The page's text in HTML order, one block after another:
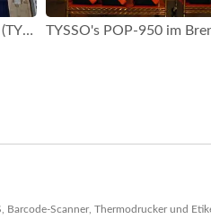
Das Materiallager von FAMETECH (TYSSO)
Barcode-Scanner, Thermodrucker und